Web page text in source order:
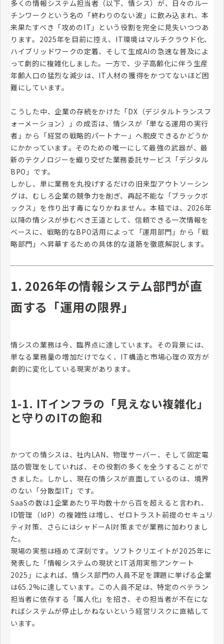
多くの情報システム担当者（以下、情シス）が、日々のルー
チンワークという名の「終わりのない波」に飲み込まれ、本
来果たすべき「攻めのIT」という役割を完全に見失いつつあ
ります。2025年を目前に控え、IT環境はマルチクラウド化、
ハイブリッドワークの定着、そして生成AIの急速な普及によ
って劇的に複雑化しました。一方で、少子高齢化に伴う生産
年齢人口の猛烈な減少は、IT人材の獲得をかつてないほど困
難にしています。
こうした中、企業の存続をかけた「DX（デジタルトランスフ
ォーメーション）」の成否は、情シスが「単なる運用の実行
者」から「経営の戦略的パートナー」へ脱皮できるかどうか
にかかっています。そのための唯一にして最強の武器が、最
新のテクノロジーを織り交ぜた業務委託サービス「デジタル
BPO」です。
しかし、単に業務を丸投げするだけの旧来型アウトソーシン
グは、むしろ企業の競争力を削ぎ、再起不能な「ブラックボ
ックス」を作り出す毒になりかねません。本稿では、2026年
以降の情シスが歩むべき王道として、信頼できる一次情報を
ベースに、戦略的なBPO活用によって「運用部門」から「戦
略部門」へ昇華するための具体的な道筋を徹底解説します。
1. 2026年の情報システム部門が直
面する「運用の限界」
情シスの業務は今、臨界点に達しています。その背景には、
単なる業務量の増加だけでなく、IT構造と市場心理の双方が
劇的に変化している現実があります。
1-1. ITインフラの「見えない複雑化」
と守りのITの飽和
かつての情シスは、社内LAN、物理サーバー、そして固定電
話の管理をしていれば、その役割の多くを全うすることがで
きました。しかし、現在の情シスが直面しているのは、境界
のない「分散型IT」です。
SaaSの数は1企業あたり平均数十から百を超えると言われ、
ID管理（IdP）の複雑性は増し、ゼロトラスト前提のセキュリ
ティ対策、さらにはシャドーAI対策までが業務に加わりまし
た。
現場の実態は極めて深刻です。ソフトクリエイトが2025年に
発表した「情報システムの現状とIT活用実態アンケート
2025」によれば、情シス部門の人員不足を課題に挙げる企業
は65.2%に達しています。この人員不足は、特定のベテラン
担当者に依存する「属人化」を招き、その担当者が不在にな
ればシステムが停止しかねないという経営リスクに直結して
います。